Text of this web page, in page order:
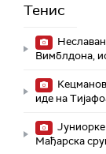
Тенис
Вимблдона,
иде на
Мађарска